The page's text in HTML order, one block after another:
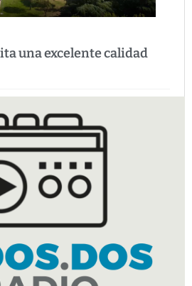
una excelente calidad